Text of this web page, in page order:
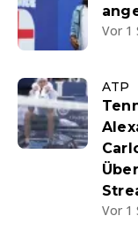
Vor 1
ATP
Vor 1